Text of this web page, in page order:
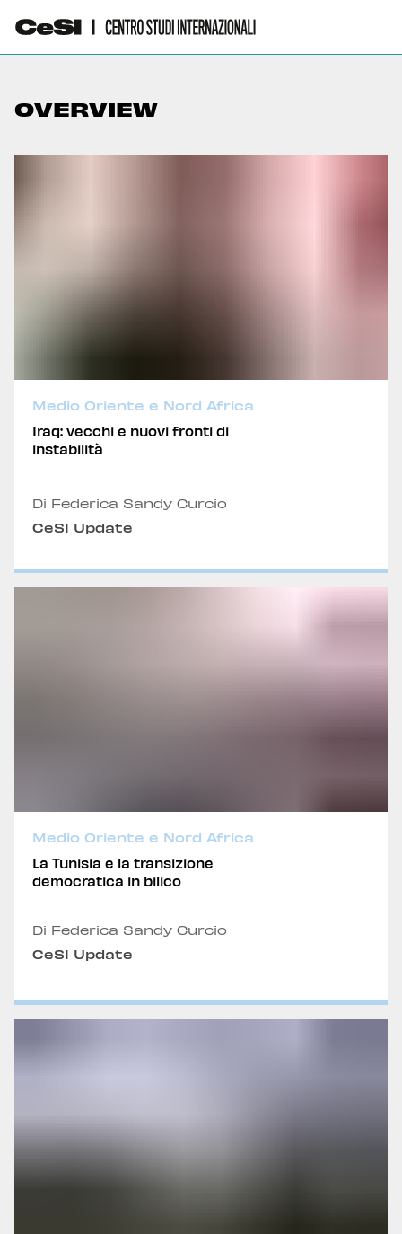
OVERVIEW
Medio Oriente e Nord Africa
Iraq: vecchi e nuovi fronti di
instabilità
Di Federica Sandy Curcio
CeSI Update
Medio Oriente e Nord Africa
La Tunisia e la transizione
democratica in bilico
Di Federica Sandy Curcio
CeSI Update